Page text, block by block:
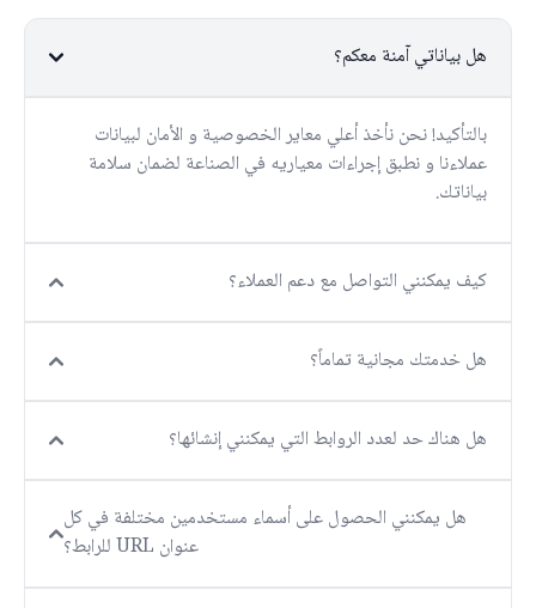
هل بياناتي آمنة معكم؟
بالتأكيد! نحن نأخذ أعلي معاير الخصوصية و الأمان لبيانات
عملاءنا و نطبق إجراءات معياريه في الصناعة لضمان سلامة
بياناتك.
كيف يمكنني التواصل مع دعم العملاء؟
هل خدمتك مجانية تماماً؟
هل هناك حد لعدد الروابط التي يمكنني إنشائها؟
هل يمكنني الحصول على أسماء مستخدمين مختلفة في كل
عنوان URL للرابط؟